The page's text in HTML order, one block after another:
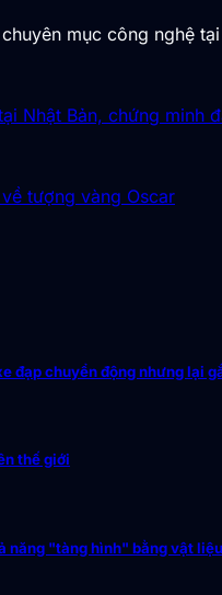
mục công nghệ
Nhật Bản, chứng minh
tượng vàng Oscar
đạp chuyển động nhưng lại
thế giới
năng "tàng hình" bằng vật